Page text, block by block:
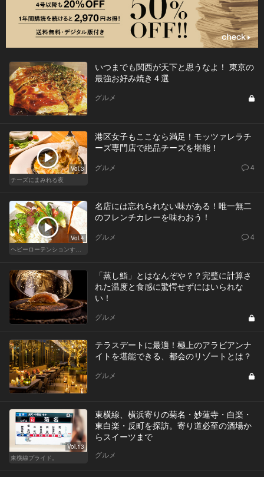
いつまでも関西が天下と思うなよ！ 東京の
最強お好み焼き４選
グルメ
Vol.3
チーズにまみれる夜
港区女子もここなら満足！モッツァレラチ
ーズ専門店で絶品チーズを堪能！
グルメ 4
Vol.4
ヘビーローテンションするカレー
名店には忘れられない味がある！唯一無二
のフレンチカレーを味わおう！
グルメ 4
「蒸し鮨」とはなんぞや？？完璧に計算さ
れた温度と食感に驚愕せずにはいられな
い！
グルメ
テラスデートに最適！極上のアラビアンナ
イトを堪能できる、都会のリゾートとは？
グルメ
Vol.13
東横線プライド。
東横線、横浜寄りの菊名・妙蓮寺・白楽・
東白楽・反町を探訪。寄り道必至の酒場か
らスイーツまで
グルメ